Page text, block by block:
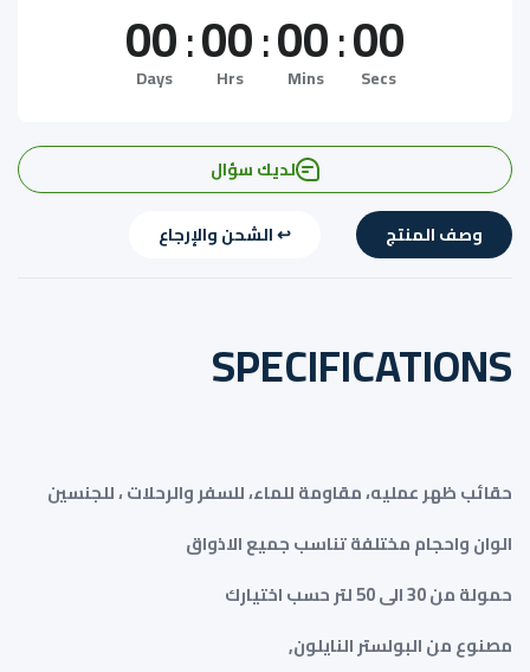
00:00:00:00
Days Hrs Mins Secs
لديك سؤال
وصف المنتج ↩️ الشحن والإرجاع
SPECIFICATIONS
حقائب ظهر عمليه، مقاومة للماء، للسفر والرحلات ، للجنسين
الوان واحجام مختلفة تناسب جميع الاذواق
حمولة من 30 الى 50 لتر حسب اختيارك
مصنوع من البولستر النايلون,